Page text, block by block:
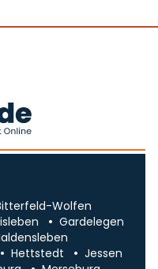
Wolfen
Gardelegen
Hettstedt
Jessen